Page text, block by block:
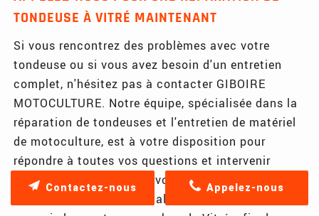
TONDEUSE À VITRÉ MAINTENANT
Si vous rencontrez des problèmes avec votre
tondeuse ou si vous avez besoin d'un entretien
complet, n'hésitez pas à contacter GIBOIRE
MOTOCULTURE. Notre équipe, spécialisée dans la
réparation de tondeuses et l'entretien de matériel
de motoculture, est à votre disposition pour
répondre à toutes vos questions et intervenir
rapidement. Nous desservons aussi bien la ville de
Châteaugiron que les localités environnantes, y
Appelez-nous
Contactez-nous